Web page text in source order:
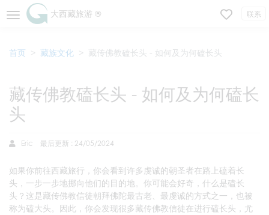
大西藏旅游 ® 联系
首页 藏族文化 藏传佛教磕长头 - 如何及为何磕长头
藏传佛教磕长头 - 如何及为何磕长
头
Eric 最后更新 : 24/05/2024
如果你前往西藏旅行，你会看到许多虔诚的朝圣者在路上磕着长
头，一步一步地挪向他们的目的地。你可能会好奇，什么是磕长
头？这是藏传佛教信徒朝拜佛陀最古老、最虔诚的方式之一，也被
称为磕大头。因此，你会发现很多藏传佛教信徒在进行磕长头，尤